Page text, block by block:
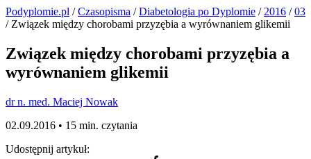
Podyplomie.pl /Czasopisma /Diabetologia po Dyplomie / 2016 /03
/ Związek między chorobami przyzębia a wyrównaniem glikemii
Związek między chorobami przyzębia a
wyrównaniem glikemii
dr n. med. Maciej Nowak
02.09.2016 • 15 min. czytania
Udostępnij artykuł: